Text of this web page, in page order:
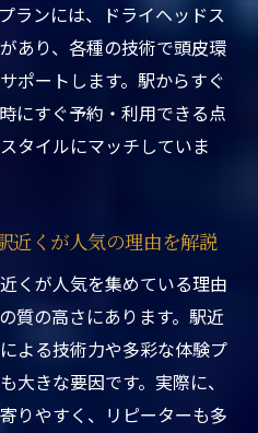
近くが便利な理由とは
ドスパ駅近くのアクセス
パ体験が忙しい人に最適
パを選ぶべきポイントを
ドスパ駅近くで通いやす
パ体験が続けやすい理由
ランには、ドライヘッドス
あり、各種の技術で頭皮環
ポートします。駅からすぐ
にすぐ予約・利用できる点
タイルにマッチしていま
近くが人気の理由を解説
くが人気を集めている理由
質の高さにあります。駅近
よる技術力や多彩な体験プ
大きな要因です。実際に、
りやすく、リピーターも多